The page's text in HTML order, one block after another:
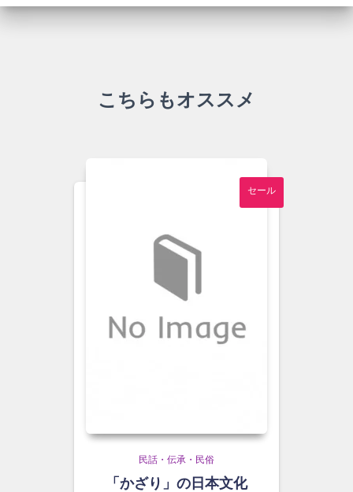
こちらもオススメ
セール
民話・伝承・民俗
「かざり」の日本文化